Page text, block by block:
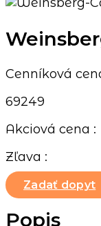
Cenníková
69249
Akciová cena :
Zľava :
Zadať dopyt
Popis